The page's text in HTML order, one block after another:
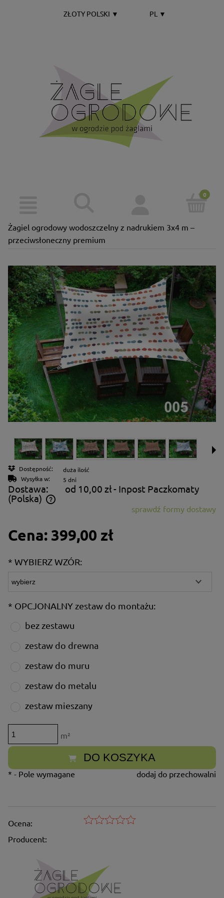
ZŁOTY POLSKI ▼ PL ▼
Żagiel ogrodowy wodoszczelny z nadrukiem 3x4 m –
przeciwsłoneczny premium
Dostępność:
duża ilość
Wysyłka w:
5 dni
Dostawa: od 10,00 zł- Inpost Paczkomaty
(Polska)
Cena nie zawiera ewentualnych kosztów płatnościsprawdź formy dostawy
Cena: 399,00 zł
* WYBIERZ WZÓR:
* OPCJONALNY zestaw do montażu:
bez zestawu
zestaw do drewna
zestaw do muru
zestaw do metalu
zestaw mieszany
m²
DO KOSZYKA
dodaj do przechowalni
* - Pole wymagane
Ocena:
Producent: